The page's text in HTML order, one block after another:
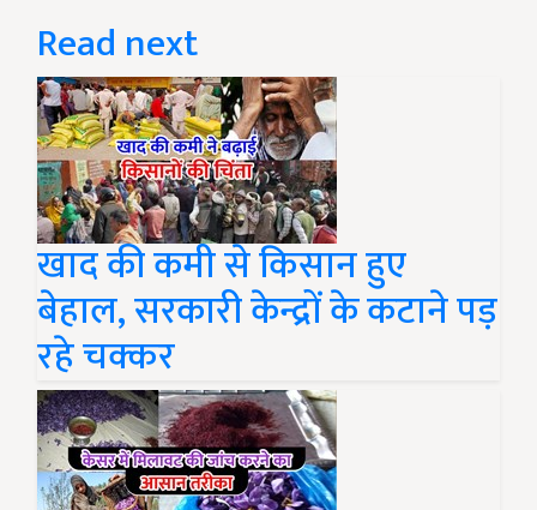
Read next
खाद की कमी से किसान हुए
बेहाल, सरकारी केन्द्रों के कटाने पड़
रहे चक्कर